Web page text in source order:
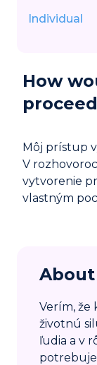
Individual
How
Môj prístup
V
vytvorenie
vlastným
Verím, že
životnú
ľudia a v